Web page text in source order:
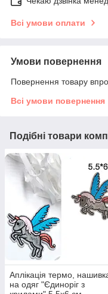
Всі умови оплати
Умови повернення
Повернення товару
Всі умови повернення
Подібні товари
Аплікація термо,
на одяг "Єдиноріг з